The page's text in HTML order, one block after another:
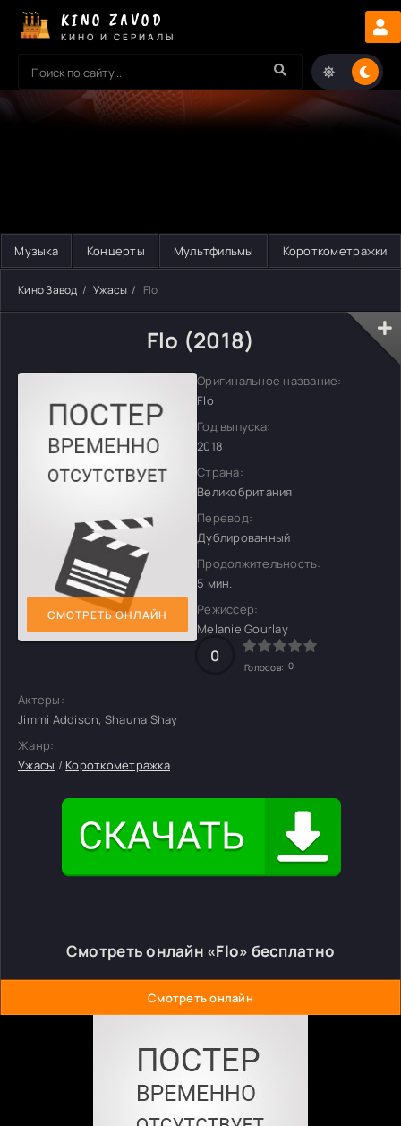
KINO ZAVOD
КИНО И СЕРИАЛЫ
Музыка Концерты Мультфильмы Короткометражки
Кино Завод Ужасы Flo
Flo (2018)
СМОТРЕТЬ ОНЛАЙН
Оригинальное название:
Flo
Год выпуска:
2018
Страна:
Великобритания
Перевод:
Дублированный
Продолжительность:
5 мин.
Режиссер:
Melanie Gourlay
0
Голосов: 0
Актеры:
Jimmi Addison, Shauna Shay
Жанр:
Ужасы / Короткометражка
Смотреть онлайн «Flo» бесплатно
Смотреть онлайн